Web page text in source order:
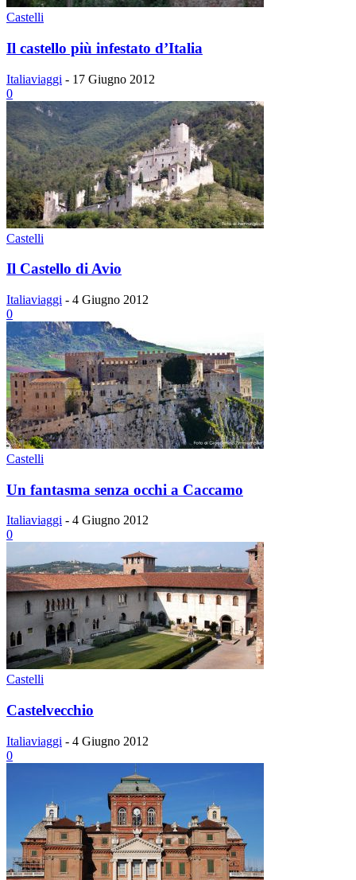
Castelli
Il castello più infestato d’Italia
Italiaviaggi - 17 Giugno 2012
0
Castelli
Il Castello di Avio
Italiaviaggi - 4 Giugno 2012
0
Castelli
Un fantasma senza occhi a Caccamo
Italiaviaggi - 4 Giugno 2012
0
Castelli
Castelvecchio
Italiaviaggi - 4 Giugno 2012
0